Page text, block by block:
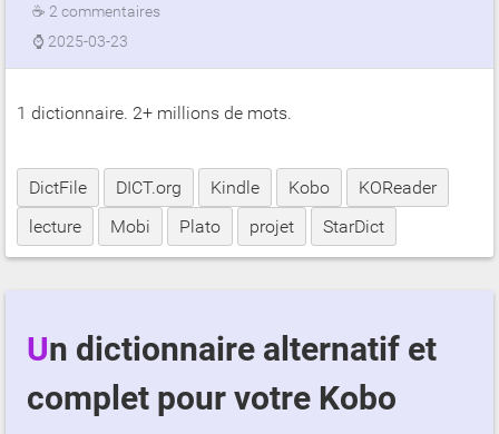
☕ 2 commentaires
⌚ 2025-03-23
1 dictionnaire. 2+ millions de mots.
DictFile DICT.org Kindle Kobo
KOReader
lecture
Mobi Plato projet StarDict
Un dictionnaire alternatif et
complet pour votre Kobo